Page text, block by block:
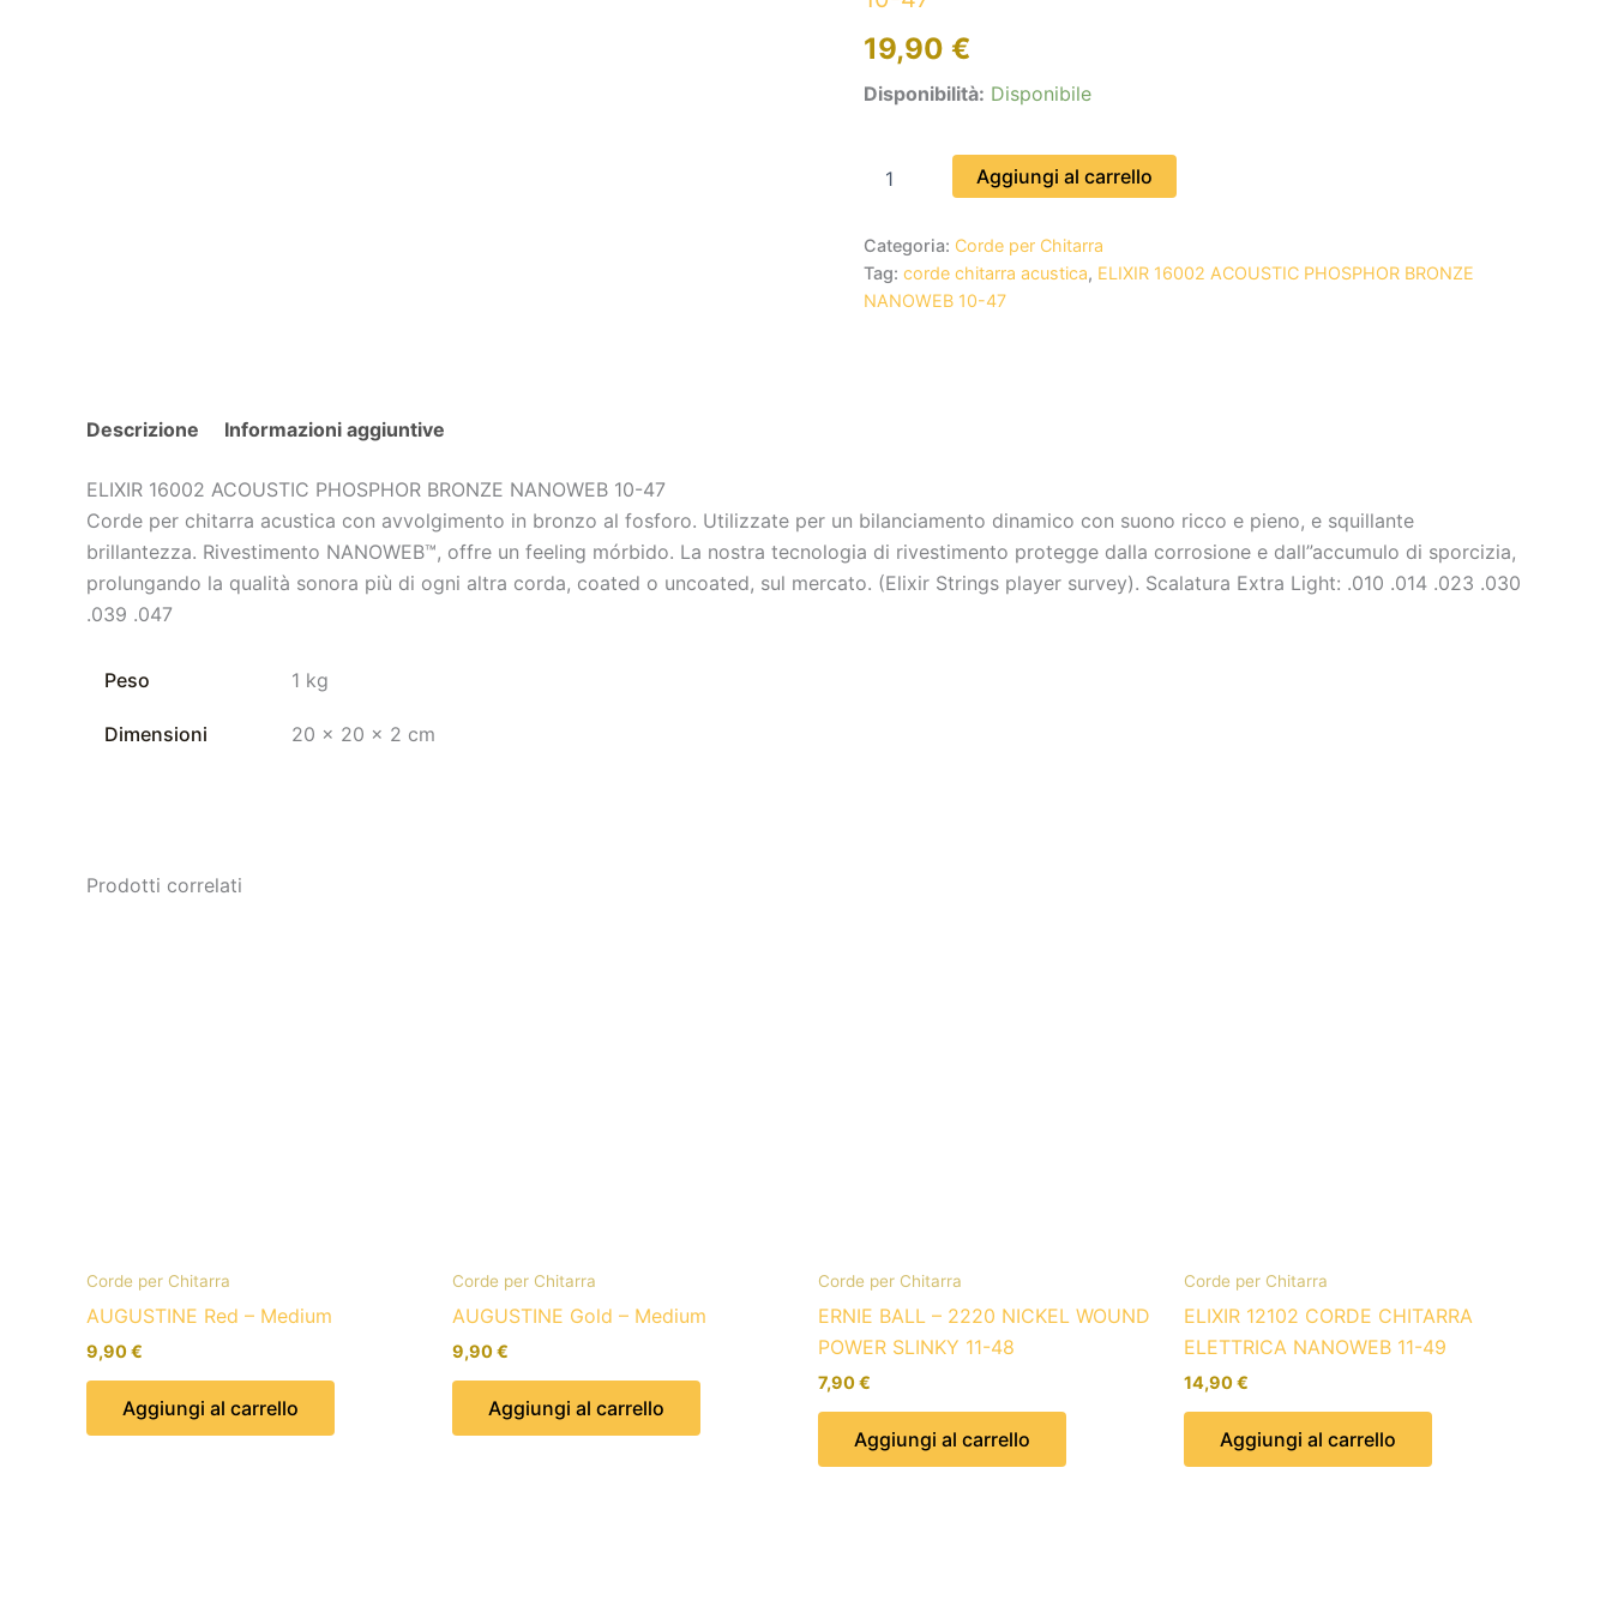
19,90 €
Disponibilità: Disponibile
quantità
Aggiungi al carrello
Categoria: Corde per Chitarra
Tag: corde chitarra acustica, ELIXIR 16002 ACOUSTIC PHOSPHOR BRONZE
NANOWEB 10-47
Descrizione Informazioni aggiuntive
ELIXIR 16002 ACOUSTIC PHOSPHOR BRONZE NANOWEB 10-47
Corde per chitarra acustica con avvolgimento in bronzo al fosforo. Utilizzate per un bilanciamento dinamico con suono ricco e pieno, e squillante
brillantezza. Rivestimento NANOWEB™, offre un feeling mórbido. La nostra tecnologia di rivestimento protegge dalla corrosione e dall”accumulo di sporcizia,
prolungando la qualità sonora più di ogni altra corda, coated o uncoated, sul mercato. (Elixir Strings player survey). Scalatura Extra Light: .010 .014 .023 .030
.039 .047
Peso 1 kg
Dimensioni 20 × 20 × 2 cm
Prodotti correlati
Corde per Chitarra
AUGUSTINE Red – Medium
9,90€
Aggiungi al carrello
Corde per Chitarra
AUGUSTINE Gold – Medium
9,90€
Aggiungi al carrello
Corde per Chitarra
ERNIE BALL – 2220 NICKEL WOUND
POWER SLINKY 11-48
7,90€
Aggiungi al carrello
Corde per Chitarra
ELIXIR 12102 CORDE CHITARRA
ELETTRICA NANOWEB 11-49
14,90€
Aggiungi al carrello